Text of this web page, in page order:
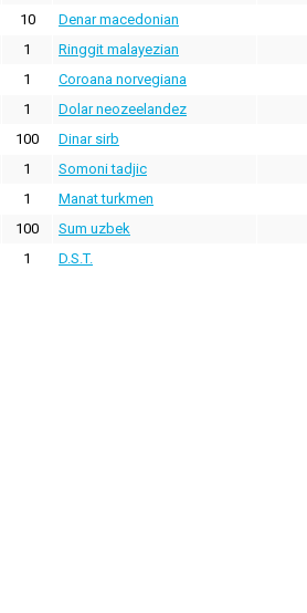
10 Denar macedonian
1 Ringgit malayezian
1 Coroana norvegiana
1 Dolar neozeelandez
100 Dinar sirb
1 Somoni tadjic
1 Manat turkmen
100 Sum uzbek
1 D.S.T.